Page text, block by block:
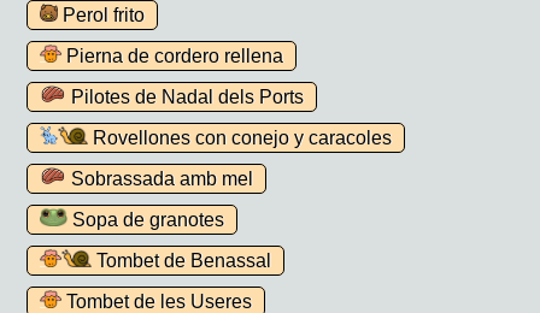
Perol frito
Pierna de cordero rellena
Pilotes de Nadal dels Ports
Rovellones con conejo y caracoles
Sobrassada amb mel
Sopa de granotes
Tombet de Benassal
Tombet de les Useres